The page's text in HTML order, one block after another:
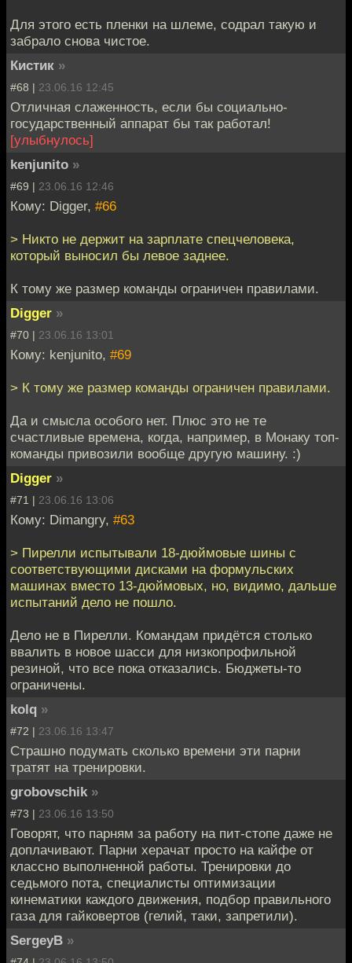
Для этого есть пленки на шлеме, содрал такую и
забрало снова чистое.
Кистик »
#68 | 23.06.16 12:45
Отличная слаженность, если бы социально-
государственный аппарат бы так работал!
[улыбнулось]
kenjunito »
#69 | 23.06.16 12:46
Кому: Digger, #66
> Никто не держит на зарплате спецчеловека,
который выносил бы левое заднее.
К тому же размер команды ограничен правилами.
Digger »
#70 | 23.06.16 13:01
Кому: kenjunito, #69
> К тому же размер команды ограничен правилами.
Да и смысла особого нет. Плюс это не те
счастливые времена, когда, например, в Монаку топ-
команды привозили вообще другую машину. :)
Digger »
#71 | 23.06.16 13:06
Кому: Dimangry, #63
> Пирелли испытывали 18-дюймовые шины с
соответствующими дисками на формульских
машинах вместо 13-дюймовых, но, видимо, дальше
испытаний дело не пошло.
Дело не в Пирелли. Командам придётся столько
ввалить в новое шасси для низкопрофильной
резиной, что все пока отказались. Бюджеты-то
ограничены.
kolq »
#72 | 23.06.16 13:47
Страшно подумать сколько времени эти парни
тратят на тренировки.
grobovschik »
#73 | 23.06.16 13:50
Говорят, что парням за работу на пит-стопе даже не
доплачивают. Парни херачат просто на кайфе от
классно выполненной работы. Тренировки до
седьмого пота, специалисты оптимизации
кинематики каждого движения, подбор правильного
газа для гайковертов (гелий, таки, запретили).
SergeyB »